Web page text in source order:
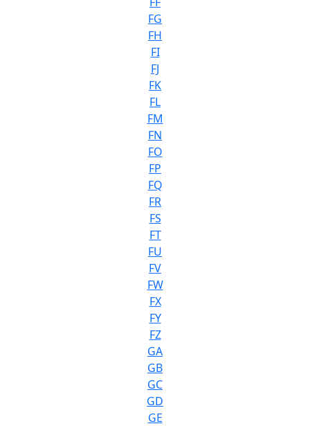
FG
FH
FI
FJ
FK
FL
FM
FN
FO
FP
FQ
FR
FS
FT
FU
FV
FW
FX
FY
FZ
GA
GB
GC
GD
GE